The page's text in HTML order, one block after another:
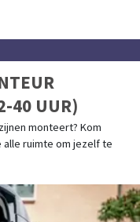
40 UUR)
monteert? Kom
alle ruimte om jezelf te